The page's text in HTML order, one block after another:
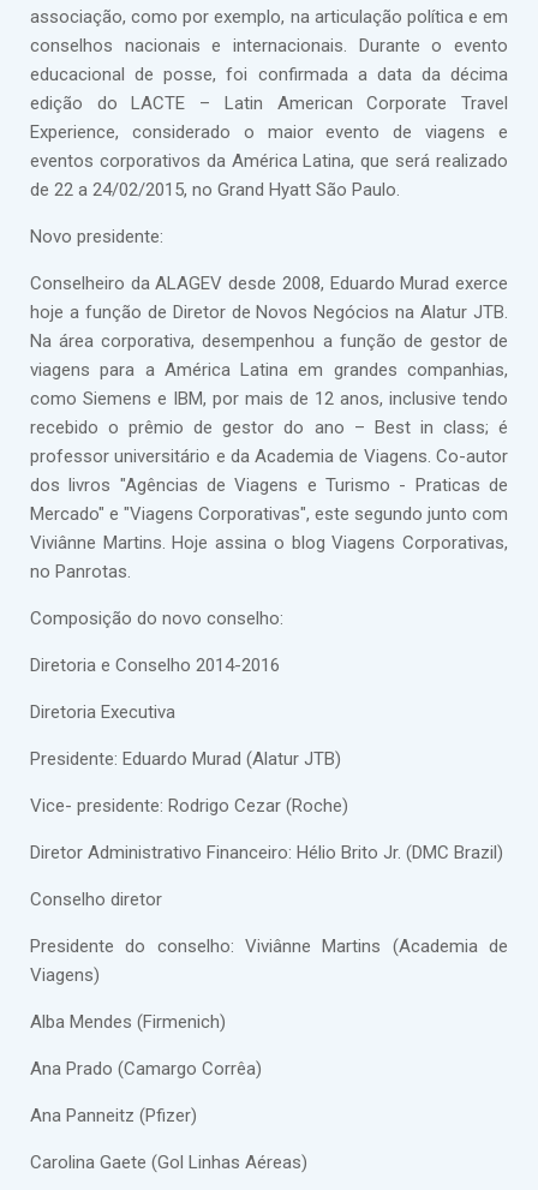
associação, como por exemplo, na articulação política e em
conselhos nacionais e internacionais. Durante o evento
educacional de posse, foi confirmada a data da décima
edição do LACTE – Latin American Corporate Travel
Experience, considerado o maior evento de viagens e
eventos corporativos da América Latina, que será realizado
de 22 a 24/02/2015, no Grand Hyatt São Paulo.
Novo presidente:
Conselheiro da ALAGEV desde 2008, Eduardo Murad exerce
hoje a função de Diretor de Novos Negócios na Alatur JTB.
Na área corporativa, desempenhou a função de gestor de
viagens para a América Latina em grandes companhias,
como Siemens e IBM, por mais de 12 anos, inclusive tendo
recebido o prêmio de gestor do ano – Best in class; é
professor universitário e da Academia de Viagens. Co-autor
dos livros "Agências de Viagens e Turismo - Praticas de
Mercado" e "Viagens Corporativas", este segundo junto com
Viviânne Martins. Hoje assina o blog Viagens Corporativas,
no Panrotas.
Composição do novo conselho:
Diretoria e Conselho 2014-2016
Diretoria Executiva
Presidente: Eduardo Murad (Alatur JTB)
Vice- presidente: Rodrigo Cezar (Roche)
Diretor Administrativo Financeiro: Hélio Brito Jr. (DMC Brazil)
Conselho diretor
Presidente do conselho: Viviânne Martins (Academia de
Viagens)
Alba Mendes (Firmenich)
Ana Prado (Camargo Corrêa)
Ana Panneitz (Pfizer)
Carolina Gaete (Gol Linhas Aéreas)